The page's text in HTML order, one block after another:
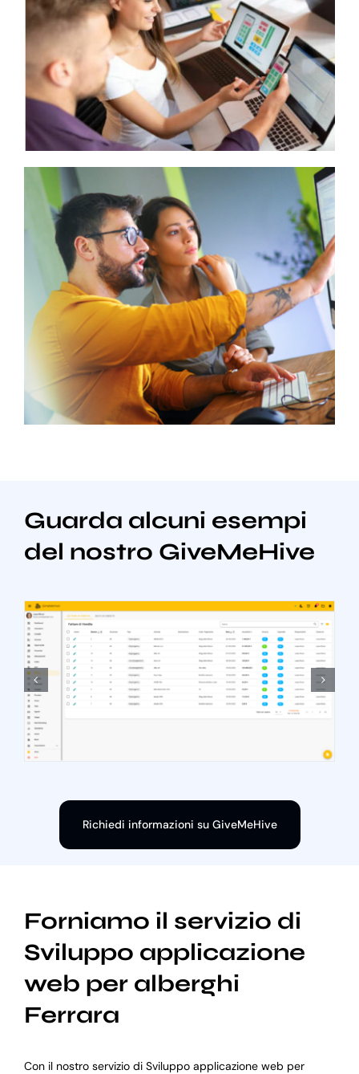
Guarda alcuni esempi
del nostro GiveMeHive
Richiedi informazioni su GiveMeHive
Forniamo il servizio di
Sviluppo applicazione
web per alberghi
Ferrara
Con il nostro servizio di Sviluppo applicazione web per